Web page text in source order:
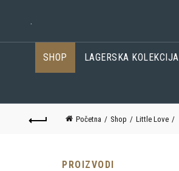
.
SHOP LAGERSKA KOLEKCIJA
Početna Shop Little Love
PROIZVODI